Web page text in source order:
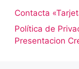
Contacta
Política de
Presentacion